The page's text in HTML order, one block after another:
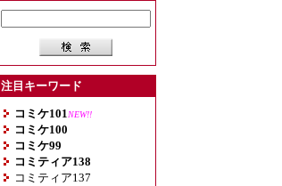
注目キーワード
コミケ101 NEW!!
コミケ100
コミケ99
コミティア138
コミティア137